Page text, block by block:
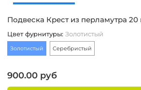
Подвеска Крест из перламутра
Цвет фурнитуры: Золотистый
Золотистый Серебристый
900.00 руб